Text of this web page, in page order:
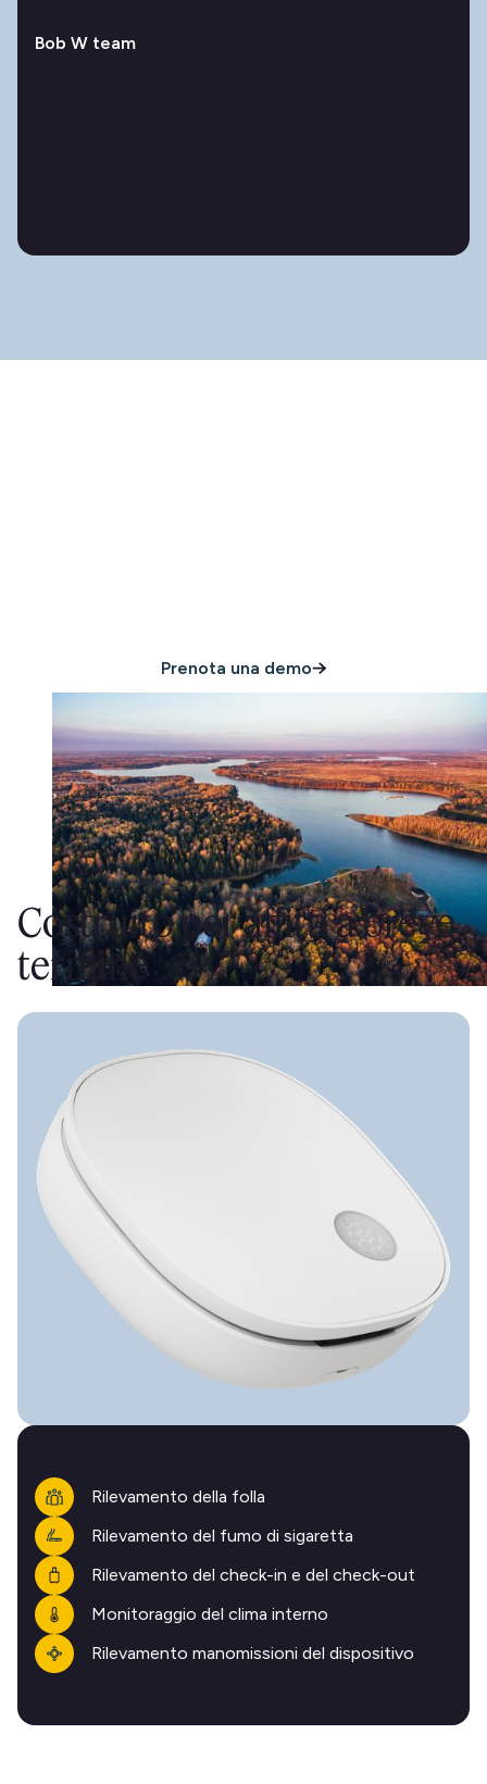
Bob W team
Prenota una demo
Costruito per affitti a breve
termine
Rilevamento della folla
Rilevamento del fumo di sigaretta
Rilevamento del check-in e del check-out
Monitoraggio del clima interno
Rilevamento manomissioni del dispositivo